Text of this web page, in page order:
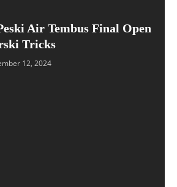
Air Tembus Final Open
Tricks
12, 2024